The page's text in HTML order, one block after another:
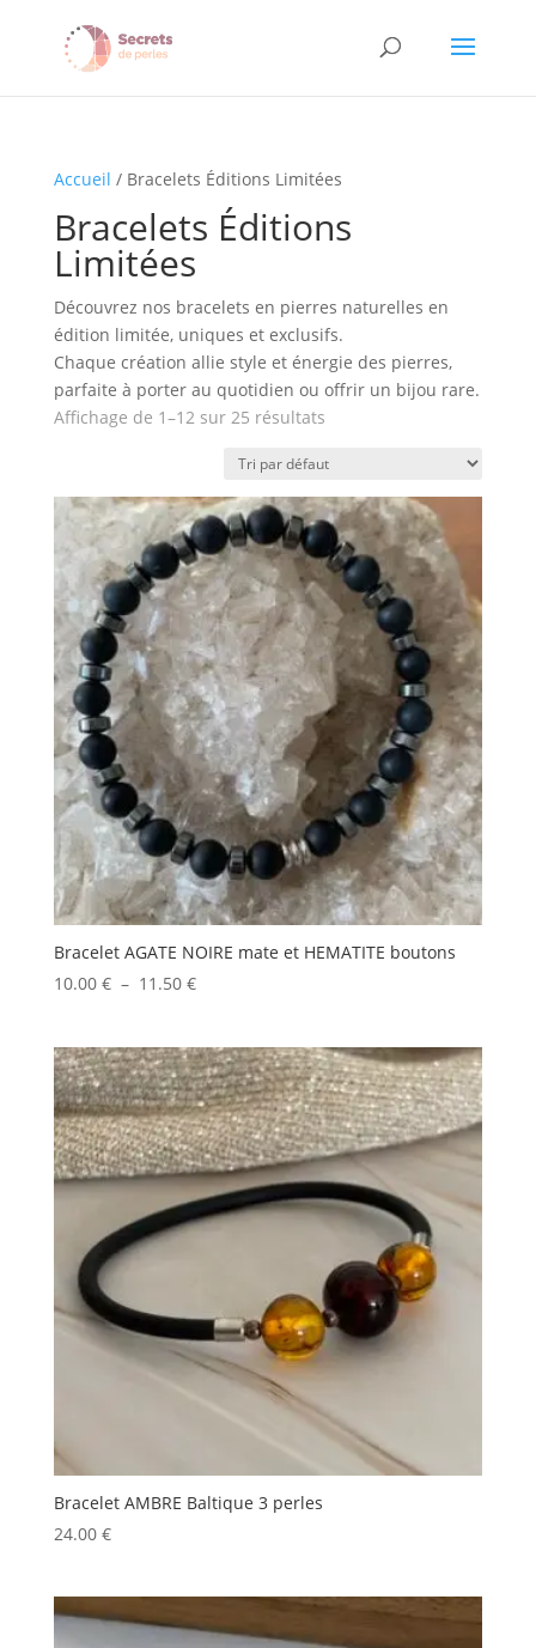
Accueil / Bracelets Éditions Limitées
Bracelets Éditions
Limitées
Découvrez nos bracelets en pierres naturelles en
édition limitée, uniques et exclusifs.
Chaque création allie style et énergie des pierres,
parfaite à porter au quotidien ou offrir un bijou rare.
Affichage de 1–12 sur 25 résultats
Bracelet AGATE NOIRE mate et HEMATITE boutons
10.00 € – 11.50 €Plage
10.00 €
à
11.50 €
Bracelet AMBRE Baltique 3 perles
24.00 €